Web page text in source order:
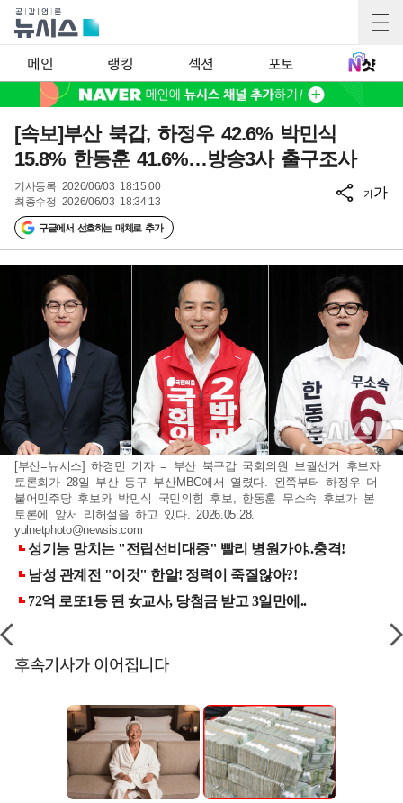
메인 랭킹 섹션 포토
[속보]부산 북갑, 하정우 42.6% 박민식
15.8% 한동훈 41.6%…방송3사 출구조사
기사등록 2026/06/03 18:15:00
최종수정 2026/06/03 18:34:13
구글에서 선호하는 매체로 추가
가가
[부산=뉴시스] 하경민 기자 = 부산 북구갑 국회의원 보궐선거 후보자
토론회가 28일 부산 동구 부산MBC에서 열렸다. 왼쪽부터 하정우 더
불어민주당 후보와 박민식 국민의힘 후보, 한동훈 무소속 후보가 본
토론에 앞서 리허설을 하고 있다. 2026.05.28.
yulnetphoto@newsis.com
후속기사가 이어집니다